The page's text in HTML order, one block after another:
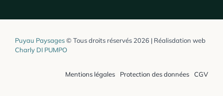
Puyau Paysages© Tous droits réservés 2026 | Réalisdation web
Charly DI PUMPO
Mentions légales Protection des données CGV